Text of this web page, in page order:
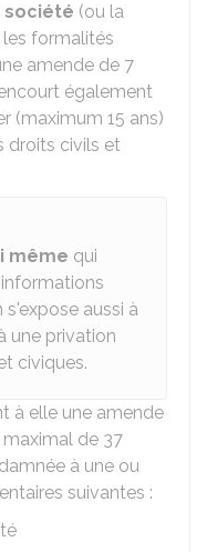
société (ou la
formalités
amende de 7
également
(maximum 15 ans)
droits civils et
même qui
s'expose aussi à
une privation
civiques.
à elle une amende
de 37
à une ou
suivantes :